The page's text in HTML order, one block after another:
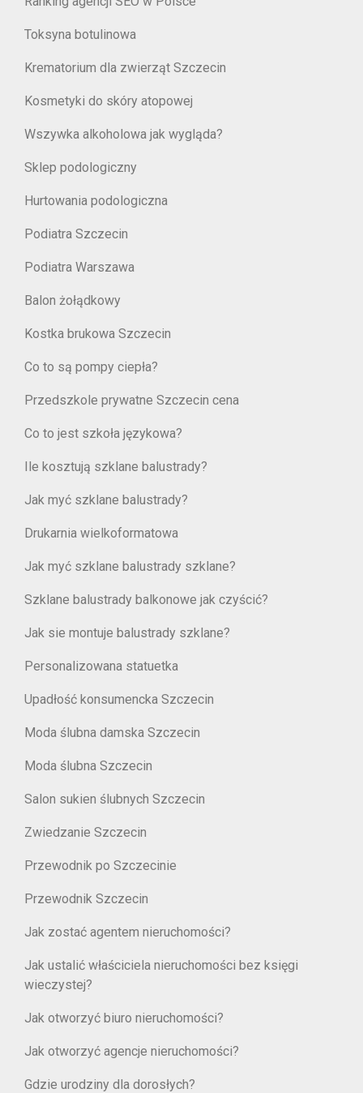
Toksyna botulinowa
Krematorium dla zwierząt Szczecin
Kosmetyki do skóry atopowej
Wszywka alkoholowa jak wygląda?
Sklep podologiczny
Hurtowania podologiczna
Podiatra Szczecin
Podiatra Warszawa
Balon żołądkowy
Kostka brukowa Szczecin
Co to są pompy ciepła?
Przedszkole prywatne Szczecin cena
Co to jest szkoła językowa?
Ile kosztują szklane balustrady?
Jak myć szklane balustrady?
Drukarnia wielkoformatowa
Jak myć szklane balustrady szklane?
Szklane balustrady balkonowe jak czyścić?
Jak sie montuje balustrady szklane?
Personalizowana statuetka
Upadłość konsumencka Szczecin
Moda ślubna damska Szczecin
Moda ślubna Szczecin
Salon sukien ślubnych Szczecin
Zwiedzanie Szczecin
Przewodnik po Szczecinie
Przewodnik Szczecin
Jak zostać agentem nieruchomości?
Jak ustalić właściciela nieruchomości bez księgi
wieczystej?
Jak otworzyć biuro nieruchomości?
Jak otworzyć agencje nieruchomości?
Gdzie urodziny dla dorosłych?